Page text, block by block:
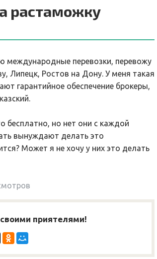
растаможку
международные перевозки, перевожу
Липецк, Ростов на Дону. У меня такая
гарантийное обеспечение брокеры,
бесплатно, но нет они с каждой
вынуждают делать это
Может я не хочу у них это делать
приятелями!